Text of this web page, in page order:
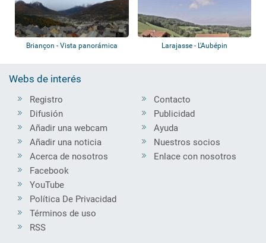
Briançon - Vista panorámica Larajasse - L'Aubépin
Webs de interés
Registro
Difusión
Añadir una webcam
Añadir una noticia
Acerca de nosotros
Contacto
Publicidad
Ayuda
Nuestros socios
Enlace con nosotros
Facebook
YouTube
Política De Privacidad
Términos de uso
RSS